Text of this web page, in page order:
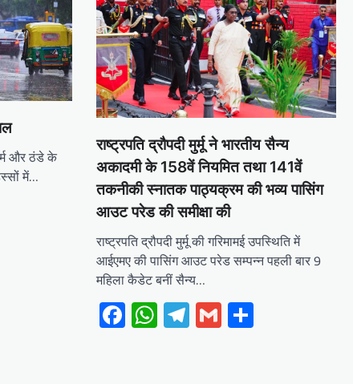
और ठंडे के
में…
राष्ट्रपति द्रौपदी मुर्मू ने भारतीय सैन्य
अकादमी के 158वें नियमित तथा 141वें
तकनीकी स्नातक पाठ्यक्रम की भव्य पासिंग
आउट परेड की समीक्षा की
राष्ट्रपति द्रौपदी मुर्मू की गरिमामई उपस्थिति में
आईएमए की पासिंग आउट परेड सम्पन्न पहली बार 9
महिला कैडेट बनीं सैन्य…
Facebook
WhatsApp
Telegram
GmailShare